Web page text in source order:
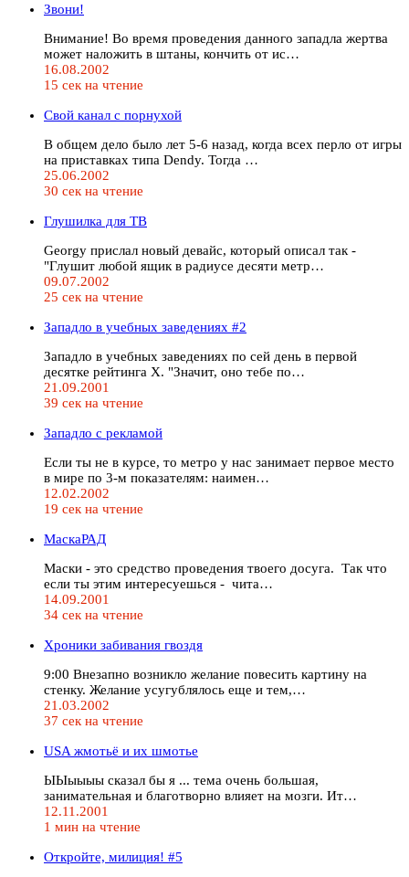
Звони!
Внимание! Во время проведения данного западла жертва
может наложить в штаны, кончить от ис…
16.08.2002
15 сек на чтение
Свой канал с порнухой
В общем дело было лет 5-6 назад, когда всех перло от игры
на приставках типа Dendy. Тогда …
25.06.2002
30 сек на чтение
Глушилка для ТВ
Georgy прислал новый девайс, который описал так -
"Глушит любой ящик в радиусе десяти метр…
09.07.2002
25 сек на чтение
Западло в учебных заведениях #2
Западло в учебных заведениях по сей день в первой
десятке рейтинга Х. "Значит, оно тебе по…
21.09.2001
39 сек на чтение
Западло с рекламой
Если ты не в курсе, то метро у нас занимает первое место
в мире по 3-м показателям: наимен…
12.02.2002
19 сек на чтение
МаскаРАД
Маски - это средство проведения твоего досуга. Так что
если ты этим интересуешься - чита…
14.09.2001
34 сек на чтение
Хроники забивания гвоздя
9:00 Внезапно возникло желание повесить картину на
стенку. Желание усугублялось еще и тем,…
21.03.2002
37 сек на чтение
USA жмотьё и их шмотье
ЫЫыыыы сказал бы я ... тема очень большая,
занимательная и благотворно влияет на мозги. Ит…
12.11.2001
1 мин на чтение
Откройте, милиция! #5